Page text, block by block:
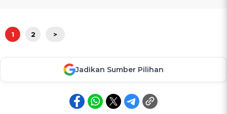
1 2 >
Jadikan Sumber Pilihan